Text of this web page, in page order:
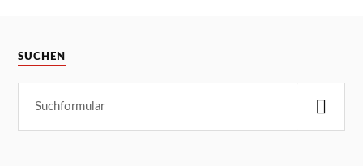
SUCHEN